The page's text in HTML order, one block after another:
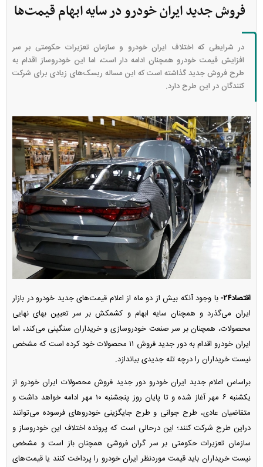
فروش جدید ایران‌ خودرو در سایه ابهام قیمت‌ها
در شرایطی که اختلاف ایران خودرو و سازمان تعزیرات حکومتی بر سر
افزایش قیمت خودرو همچنان ادامه دار است، اما این خودروساز اقدام به
طرح فروش جدید گذاشته است که این مساله ریسک‌های زیادی برای شرکت
کنندگان در این طرح دارد.
اقتصاد۲۴-
با وجود آنکه بیش از دو ماه از اعلام قیمت‌های جدید خودرو در بازار
ایران می‌گذرد و همچنان سایه ابهام و کشمکش بر سر تعیین بهای نهایی
محصولات، همچنان بر سر صنعت خودروسازی و خریداران سنگینی می‌کند، اما
ایران خودرو اقدام به دور جدید فروش ۱۱ محصولات خود کرده است که مشخص
نیست خریداران را درچه تله جدیدی بیاندازد.
براساس اعلام جدید ایران خودرو دور جدید فروش محصولات ایران خودرو از
یکشنبه ۶ مهر آغاز شده و تا پایان روز پنجشنبه ۱۰ مهر ادامه خواهد داشت و
متقاضیان عادی، طرح جوانی و طرح جایگزینی خودرو‌های فرسوده می‌توانند
دراین طرح شرکت کنند؛ این درحالی است که پرونده اختلاف این خودروساز و
سازمان تعزیرات حکومتی بر سر گران فروشی همچنان باز است و مشخص
نیست خریداران باید قیمت موردنظر ایران خودرو را پرداخت کنند یا قیمت‌های